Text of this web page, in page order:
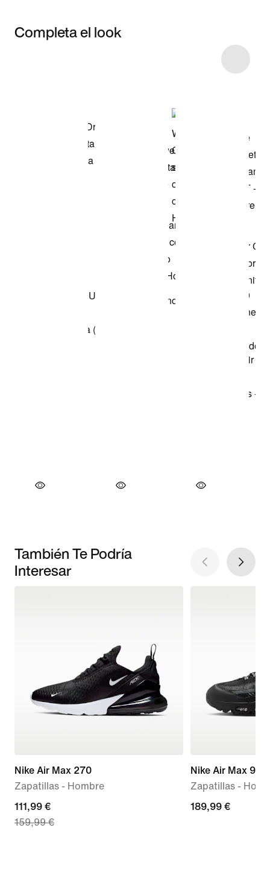
Completa el look
También Te Podría
Interesar
Nike Air Max 270
Zapatillas - Hombre
current
price
111,99 €
159,99 €
Nike Air Max 95
Zapatillas -
189,99 €
189,99 €